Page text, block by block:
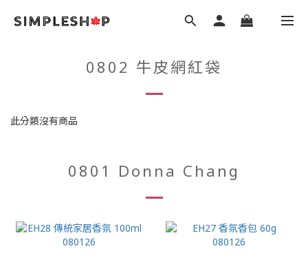
0802 牛皮網紅袋
此分類沒有商品
0801 Donna Chang